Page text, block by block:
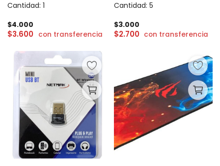
INFANTIL
Lista de deseos
Contacto
Acceso
Registrarse
Localización
Cantidad: 1
$4.000
$3.600 con transferencia
Cantidad: 5
$3.000
$2.700 con transferencia